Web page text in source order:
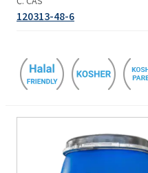
120313-48-6